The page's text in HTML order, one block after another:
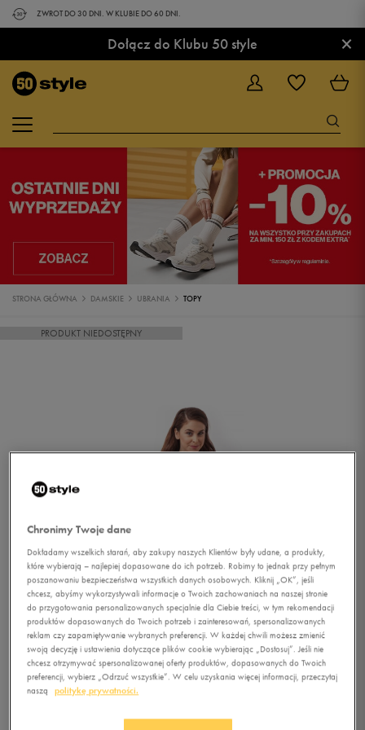
ZWROT DO 30 DNI. W KLUBIE DO 60 DNI.
Dołącz do Klubu 50 style ×
STRONA GŁÓWNA DAMSKIE UBRANIA TOPY
PRODUKT NIEDOSTĘPNY
1/5
Chronimy Twoje dane
Dokładamy wszelkich starań, aby zakupy naszych Klientów były udane, a produkty,
które wybierają – najlepiej dopasowane do ich potrzeb. Robimy to jednak przy pełnym
poszanowaniu bezpieczeństwa wszystkich danych osobowych. Kliknij „OK”, jeśli
chcesz, abyśmy wykorzystywali informacje o Twoich zachowaniach na naszej stronie
do przygotowania personalizowanych specjalnie dla Ciebie treści, w tym rekomendacji
produktów dopasowanych do Twoich potrzeb i zainteresowań, spersonalizowanych
reklam czy zapamiętywanie wybranych preferencji. W każdej chwili możesz zmienić
swoją decyzję i ustawienia dotyczące plików cookie wybierając „Dostosuj”. Jeśli nie
chcesz otrzymywać spersonalizowanej oferty produktów, dopasowanych do Twoich
preferencji, wybierz „Odrzuć wszystkie”. W celu uzyskania więcej informacji, przeczytaj
naszą
politykę prywatności.